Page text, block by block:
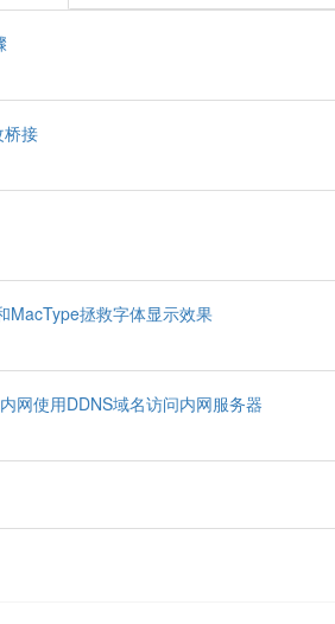
桥接
MacType拯救字体显示效果
网使用DDNS域名访问内网服务器